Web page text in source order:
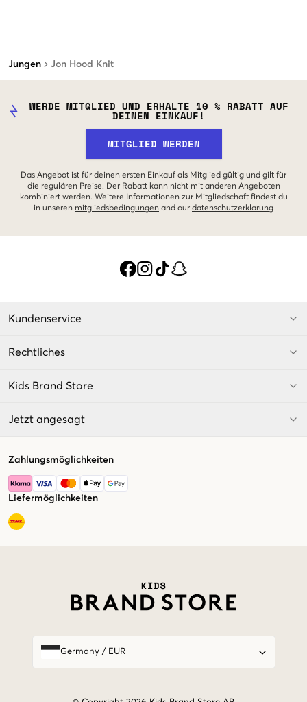
Jungen Jon Hood Knit
WERDE MITGLIED UND ERHALTE 10 % RABATT AUF
DEINEN EINKAUF!
MITGLIED WERDEN
Das Angebot ist für deinen ersten Einkauf als Mitglied gültig und gilt für
die regulären Preise. Der Rabatt kann nicht mit anderen Angeboten
kombiniert werden. Weitere Informationen zur Mitgliedschaft findest du
in unseren mitgliedsbedingungen and our datenschutzerklarung
Kundenservice
Rechtliches
Kids Brand Store
Jetzt angesagt
Zahlungsmöglichkeiten
Liefermöglichkeiten
Germany/ EUR